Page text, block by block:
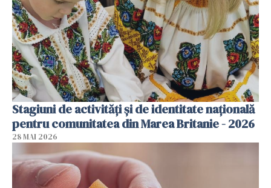
Stagiuni de activități și de identitate națională
pentru comunitatea din Marea Britanie - 2026
28 MAI 2026